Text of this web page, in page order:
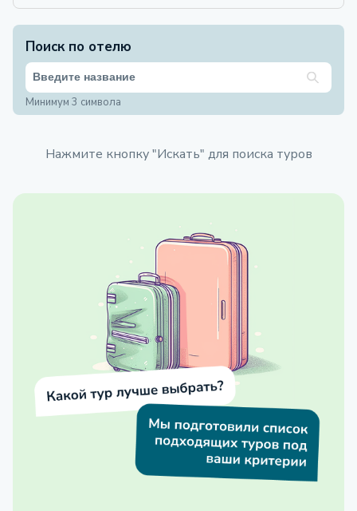
Поиск по отелю
Минимум 3 символа
Нажмите кнопку "Искать" для поиска туров